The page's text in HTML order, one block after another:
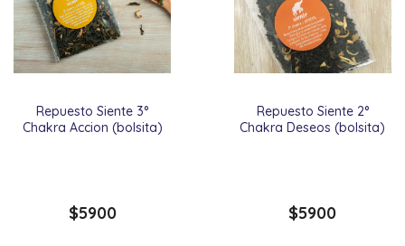
Repuesto Siente 3°
Chakra Accion (bolsita)
$5900
Repuesto Siente 2°
Chakra Deseos (bolsita)
$5900